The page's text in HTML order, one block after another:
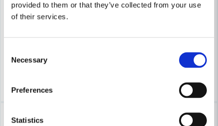
provided to them or that they’ve collected from your use
of their services.
Selection
Necessary
Preferences
Statistics
CEDERROTH
PINCETT 1875
Finns i Webblager
CEDERROTH